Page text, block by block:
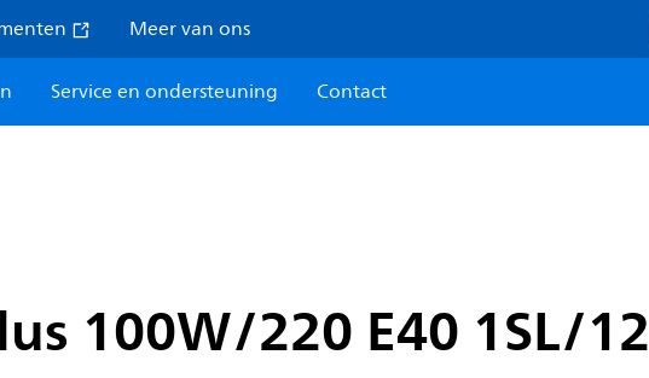
Meer van ons
Service en ondersteuning Contact
100W/220 E40 1SL/12